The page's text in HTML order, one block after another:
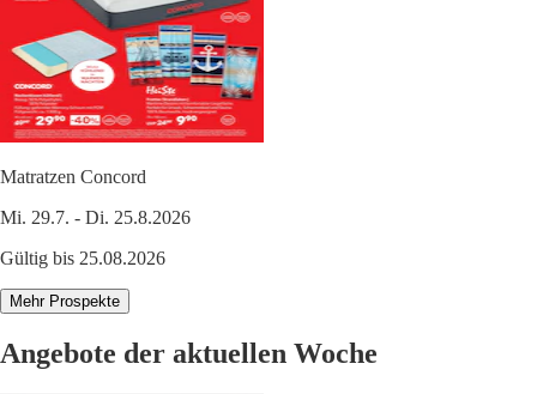
Matratzen Concord
Mi. 29.7. - Di. 25.8.2026
Gültig bis 25.08.2026
Mehr Prospekte
Angebote der aktuellen Woche